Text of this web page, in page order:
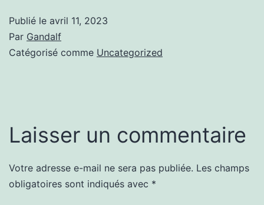
Publié le avril 11, 2023
Par Gandalf
Catégorisé comme Uncategorized
Laisser un commentaire
Votre adresse e-mail ne sera pas publiée. Les champs
obligatoires sont indiqués avec *